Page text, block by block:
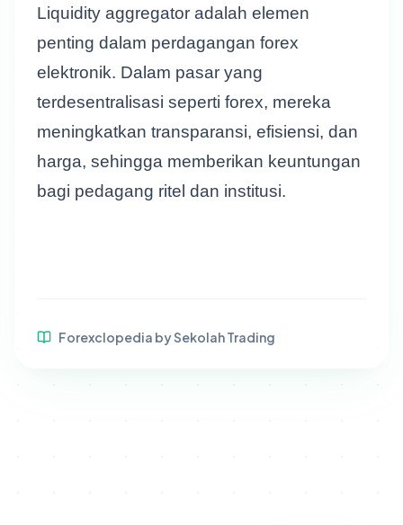
Liquidity aggregator adalah elemen
penting dalam perdagangan forex
elektronik. Dalam pasar yang
terdesentralisasi seperti forex, mereka
meningkatkan transparansi, efisiensi, dan
harga, sehingga memberikan keuntungan
bagi pedagang ritel dan institusi.
Forexclopedia by Sekolah Trading